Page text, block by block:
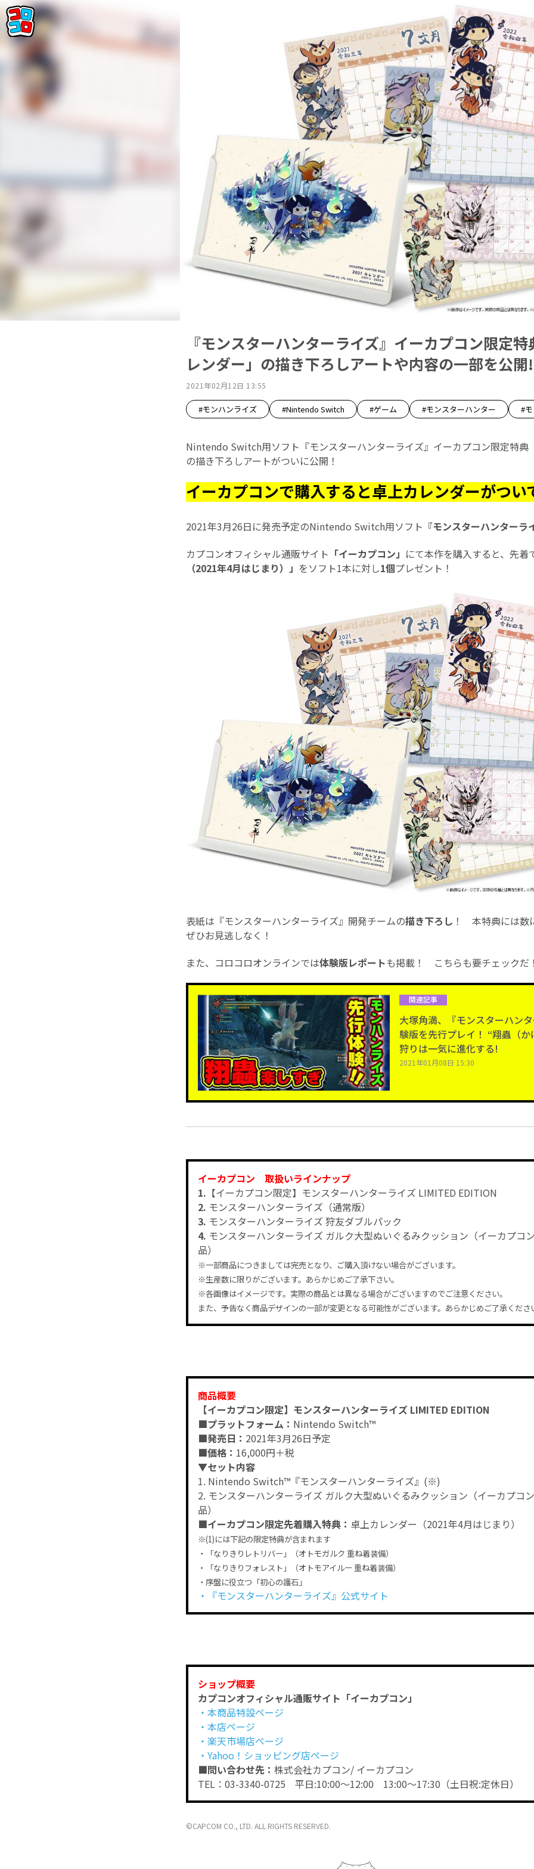
『モンスターハンターライズ』イーカプコン限定特
レンダー」の描き下ろしアートや内容の一部を公開
2021年02月12日 13:55
#モンハンライズ #Nintendo Switch #ゲーム #モンスターハンター #
Nintendo Switch用ソフト『モンスターハンターライズ』イーカプコン限定特典
の描き下ろしアートがついに公開！
イーカプコンで購入すると卓上カレンダーがつい
2021年3月26日に発売予定のNintendo Switch用ソフト 『モンスターハンターラ
カプコンオフィシャル通販サイト 「イーカプコン」 にて本作を購入すると、先着
（2021年4月はじまり）」 をソフト1本に対し1個プレゼント！
表紙は『モンスターハンターライズ』開発チームの描き下ろし ！ 本特典には数
ぜひお見逃しなく！
また、コロコロオンラインでは体験版レポートも掲載！ こちらも要チェックだ！
関連記事
大塚角満、『モンスターハン
験版を先行プレイ！ “翔蟲（か
狩りは一気に進化する!
2021年01月08日 15:30
イーカプコン 取扱いラインナップ
1. 【イーカプコン限定】モンスターハンターライズ LIMITED EDITION
2. モンスターハンターライズ（通常版）
3. モンスターハンターライズ 狩友ダブルパック
4. モンスターハンターライズ ガルク大型ぬいぐるみクッション（イーカプコ
品）
※一部商品につきましては完売となり、ご購入頂けない場合がございます。
※生産数に限りがございます。あらかじめご了承下さい。
※各画像はイメージです。実際の商品とは異なる場合がございますのでご注意ください。
また、予告なく商品デザインの一部が変更となる可能性がございます。あらかじめご了承くださ
商品概要
【イーカプコン限定】モンスターハンターライズ LIMITED EDITION
■プラットフォーム： Nintendo Switch™
■発売日： 2021年3月26日予定
■価格： 16,000円＋税
▼セット内容
1. Nintendo Switch™『モンスターハンターライズ』(※)
2. モンスターハンターライズ ガルク大型ぬいぐるみクッション（イーカプコ
品）
■イーカプコン限定先着購入特典： 卓上カレンダー（2021年4月はじまり）
※(1)には下記の限定特典が含まれます
・「なりきりレトリバー」（オトモガルク 重ね着装備）
・「なりきりフォレスト」（オトモアイルー 重ね着装備）
・序盤に役立つ「初心の護石」
・『モンスターハンターライズ』公式サイト
ショップ概要
カプコンオフィシャル通販サイト「イーカプコン」
・本商品特設ページ
・本店ページ
・楽天市場店ページ
・Yahoo！ショッピング店ページ
■問い合わせ先： 株式会社カプコン/ イーカプコン
TEL：03-3340-0725 平日:10:00～12:00 13:00～17:30（土日祝:定休日）
©CAPCOM CO., LTD. ALL RIGHTS RESERVED.